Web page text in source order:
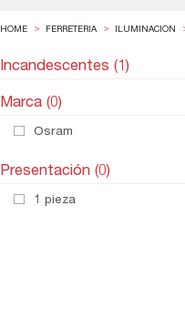
FERRETERIA ILUMINACION
Incandescentes (1)
Marca (0)
Osram
Presentación (0)
1 pieza